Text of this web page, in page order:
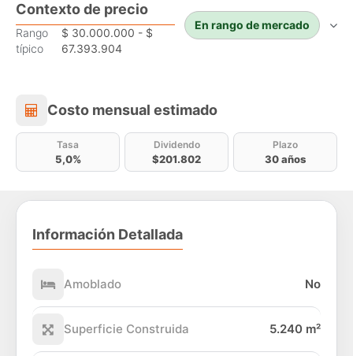
Contexto de precio
Rango
típico
$ 30.000.000 - $
67.393.904
En rango de mercado
Costo mensual estimado
Costo mensual estimado
Tasa
5,0%
Dividendo
$201.802
Plazo
30 años
Información Detallada
Amoblado No
Superficie Construida 5.240 m²